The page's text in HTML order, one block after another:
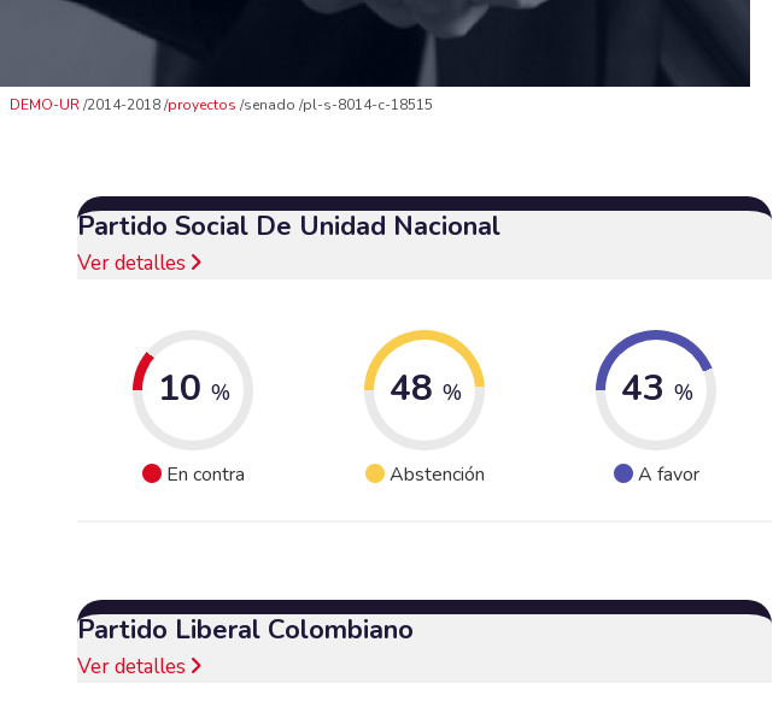
DEMO-UR 2014-2018 proyectos senado pl-s-8014-c-18515
Partido Social De Unidad Nacional
Ver detalles
10 %
En contra
48 %
Abstención
43 %
A favor
Partido Liberal Colombiano
Ver detalles